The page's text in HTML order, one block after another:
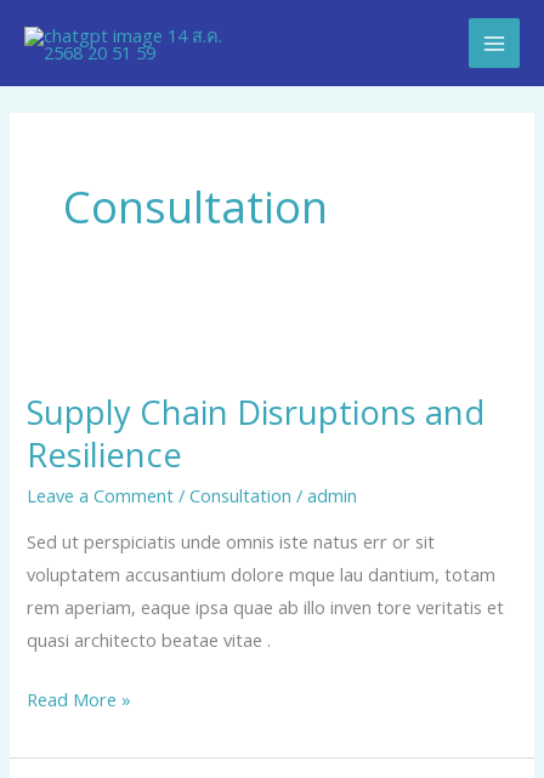
content
Consultation
Supply Chain Disruptions and
Resilience
Leave a Comment /Consultation /admin
Sed ut perspiciatis unde omnis iste natus err or sit
voluptatem accusantium dolore mque lau dantium, totam
rem aperiam, eaque ipsa quae ab illo inven tore veritatis et
quasi architecto beatae vitae .
Disruptions
and
Read More »